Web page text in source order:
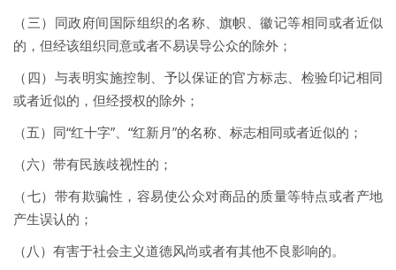
（三）同政府间国际组织的名称、旗帜、徽记等相同或者近似
的，但经该组织同意或者不易误导公众的除外；
（四）与表明实施控制、予以保证的官方标志、检验印记相同
或者近似的，但经授权的除外；
（五）同“红十字”、“红新月”的名称、标志相同或者近似的；
（六）带有民族歧视性的；
（七）带有欺骗性，容易使公众对商品的质量等特点或者产地
产生误认的；
（八）有害于社会主义道德风尚或者有其他不良影响的。